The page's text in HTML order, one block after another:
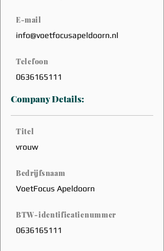
E-mail
info@voetfocusapeldoorn.nl
Telefoon
0636165111
Company Details:
Titel
vrouw
Bedrijfsnaam
VoetFocus Apeldoorn
BTW-identificatienummer
0636165111